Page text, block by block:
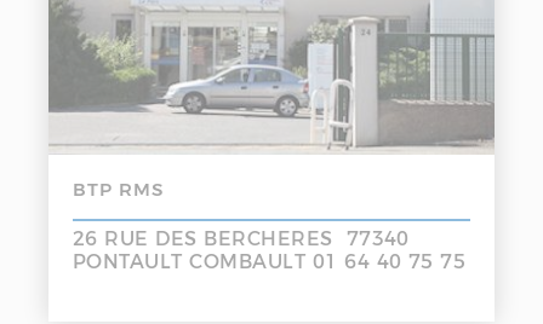
BTP RMS
26 RUE DES BERCHERES 77340
PONTAULT COMBAULT 01 64 40 75 75